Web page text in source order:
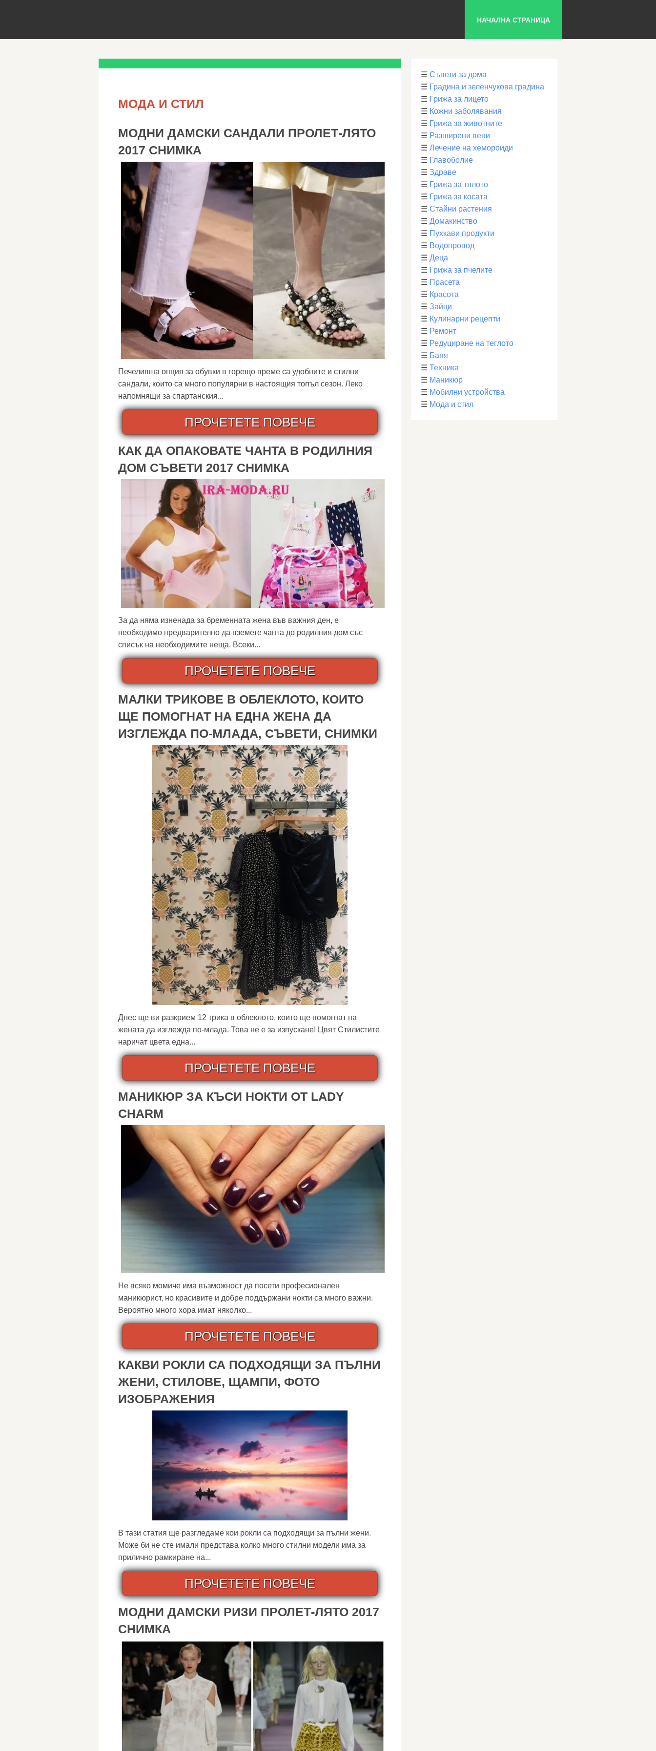
НАЧАЛНА СТРАНИЦА
МОДА И СТИЛ
МОДНИ ДАМСКИ САНДАЛИ ПРОЛЕТ-ЛЯТО
2017 СНИМКА
Печеливша опция за обувки в горещо време са удобните и стилни
сандали, които са много популярни в настоящия топъл сезон. Леко
напомнящи за спартанския...
ПРОЧЕТЕТЕ ПОВЕЧЕ
КАК ДА ОПАКОВАТЕ ЧАНТА В РОДИЛНИЯ
ДОМ СЪВЕТИ 2017 СНИМКА
За да няма изненада за бременната жена във важния ден, е
необходимо предварително да вземете чанта до родилния дом със
списък на необходимите неща. Всеки...
ПРОЧЕТЕТЕ ПОВЕЧЕ
МАЛКИ ТРИКОВЕ В ОБЛЕКЛОТО, КОИТО
ЩЕ ПОМОГНАТ НА ЕДНА ЖЕНА ДА
ИЗГЛЕЖДА ПО-МЛАДА, СЪВЕТИ, СНИМКИ
Днес ще ви разкрием 12 трика в облеклото, които ще помогнат на
жената да изглежда по-млада. Това не е за изпускане! Цвят Стилистите
наричат ​​цвета една...
ПРОЧЕТЕТЕ ПОВЕЧЕ
МАНИКЮР ЗА КЪСИ НОКТИ ОТ LADY
CHARM
Не всяко момиче има възможност да посети професионален
маникюрист, но красивите и добре поддържани нокти са много важни.
Вероятно много хора имат няколко...
ПРОЧЕТЕТЕ ПОВЕЧЕ
КАКВИ РОКЛИ СА ПОДХОДЯЩИ ЗА ПЪЛНИ
ЖЕНИ, СТИЛОВЕ, ЩАМПИ, ФОТО
ИЗОБРАЖЕНИЯ
В тази статия ще разгледаме кои рокли са подходящи за пълни жени.
Може би не сте имали представа колко много стилни модели има за
прилично рамкиране на...
ПРОЧЕТЕТЕ ПОВЕЧЕ
МОДНИ ДАМСКИ РИЗИ ПРОЛЕТ-ЛЯТО 2017
СНИМКА
☰ Съвети за дома
☰ Градина и зеленчукова градина
☰ Грижа за лицето
☰ Кожни заболявания
☰ Грижа за животните
☰ Разширени вени
☰ Лечение на хемороиди
☰ Главоболие
☰ Здраве
☰ Грижа за тялото
☰ Грижа за косата
☰ Стайни растения
☰ Домакинство
☰ Пухкави продукти
☰ Водопровод
☰ Деца
☰ Грижа за пчелите
☰ Прасета
☰ Красота
☰ Зайци
☰ Кулинарни рецепти
☰ Ремонт
☰ Редуциране на теглото
☰ Баня
☰ Техника
☰ Маникюр
☰ Мобилни устройства
☰ Мода и стил